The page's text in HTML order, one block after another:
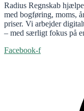
Radius Regnskab
med bogføring, moms,
priser. Vi arbejder
– med særligt fokus på
Facebook-f